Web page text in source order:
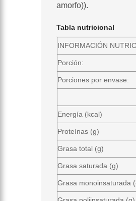
amorfo)).
Tabla nutricional
INFORMACIÓN
Porción:
Porciones por envase:
Energía (kcal)
Proteínas (g)
Grasa total (g)
Grasa saturada (g)
Grasa monoinsaturada